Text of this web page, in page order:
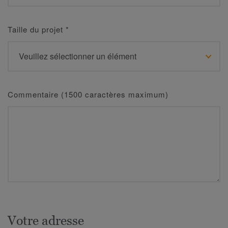
Taille du projet *
Commentaire (1500 caractères maximum)
Votre adresse